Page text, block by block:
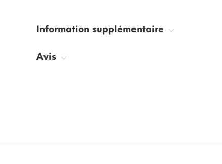
Information supplémentaire
Avis